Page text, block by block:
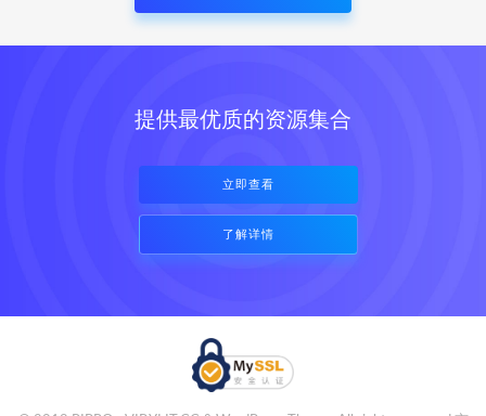
提供最优质的资源集合
立即查看
了解详情